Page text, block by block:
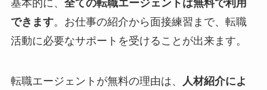
基本的に、 全ての転職エージェントは無料で利用
できます。お仕事の紹介から面接練習まで、転職
活動に必要なサポートを受けることが出来ます。
転職エージェントが無料の理由は、
人材紹介によ